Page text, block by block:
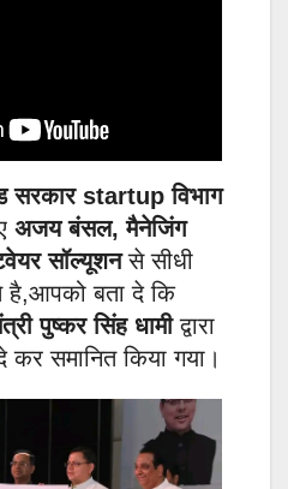
सरकार startup विभाग
अजय बंसल, मैनेजिंग
सॉल्यूशनसे सीधी
है,आपको बता दे कि
पुष्कर सिंह धामीद्वारा
समानित किया गया।